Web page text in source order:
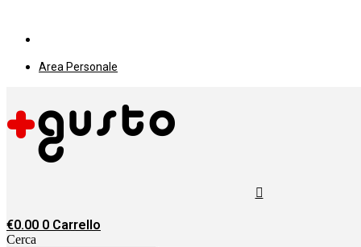
contenuto
Area Personale
€0.00 0 Carrello
Cerca